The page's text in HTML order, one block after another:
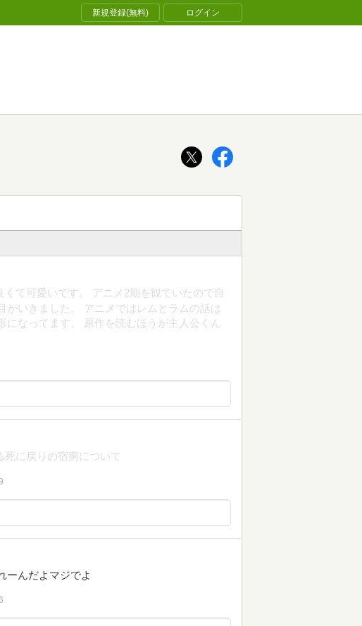
新規登録(無料) ログイン
て可愛いです。 アニメ2期を観ていたので自
いきました。 アニメではレムとラムの話は
なってます。 原作を読むほうが主人公くん
に戻りの宿痾について
ーんだよマジでよ